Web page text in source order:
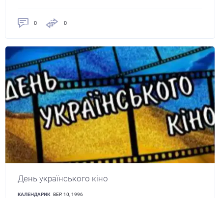
0 0
День українського кіно
КАЛЕНДАРИК ВЕР. 10, 1996